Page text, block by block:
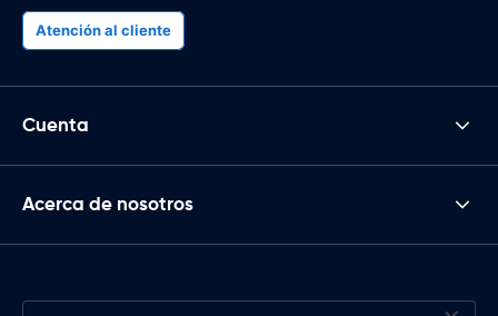
Atención al cliente
Cuenta
Acerca de nosotros